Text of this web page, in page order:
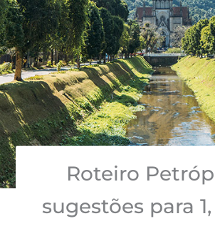
Roteiro
sugestões para